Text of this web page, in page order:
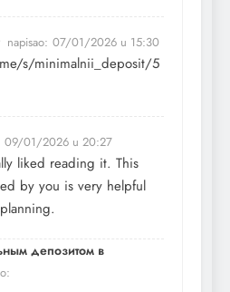
napisao: 07/01/2026 u 15:30
s/minimalnii_deposit/5
09/01/2026 u 20:27
liked reading it. This
by you is very helpful
депозитом в